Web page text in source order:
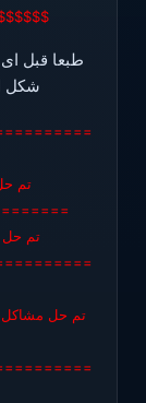
طبعا قبل
شكل
تم
تم حل
تم حل مشاكل